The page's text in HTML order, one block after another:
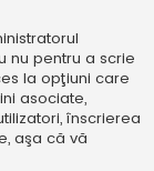
nu pentru a scrie
la opţiuni care
asociate,
înscrierea
aşa că vă